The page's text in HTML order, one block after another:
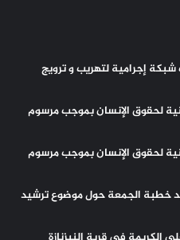
إجرامية لتهريب و ترويج
لحقوق الإنسان بموجب مرسوم
لحقوق الإنسان بموجب مرسوم
خطبة الجمعة حول موضوع ترشيد